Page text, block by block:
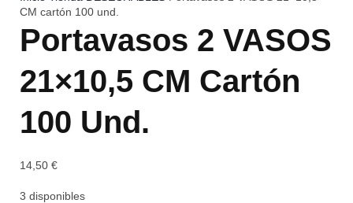
CM cartón 100 und.
Portavasos 2 VASOS
21×10,5 CM Cartón
100 Und.
14,50 €
3 disponibles